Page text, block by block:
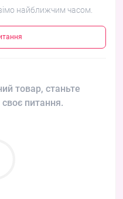
найближчим часом.
товар, станьте
питання.